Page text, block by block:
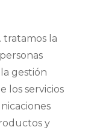
tratamos la
gestión
los servicios
y